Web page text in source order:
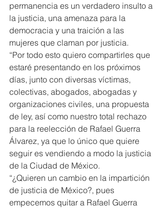
permanencia es un verdadero insulto a
la justicia, una amenaza para la
democracia y una traición a las
mujeres que claman por justicia.
“Por todo esto quiero compartirles que
estaré presentando en los próximos
días, junto con diversas víctimas,
colectivas, abogados, abogadas y
organizaciones civiles, una propuesta
de ley, así como nuestro total rechazo
para la reelección de Rafael Guerra
Álvarez, ya que lo único que quiere
seguir es vendiendo a modo la justicia
de la Ciudad de México.
“¿Quieren un cambio en la impartición
de justicia de México?, pues
empecemos quitar a Rafael Guerra